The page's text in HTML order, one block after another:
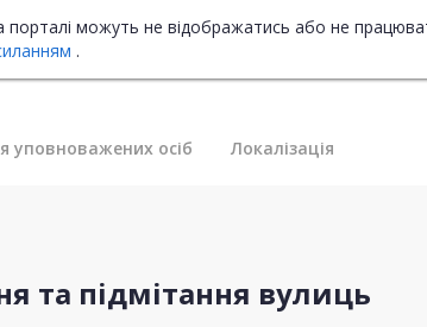
можуть не відображатись або не
.
уповноважених осіб Локалізація
та підмітання вулиць